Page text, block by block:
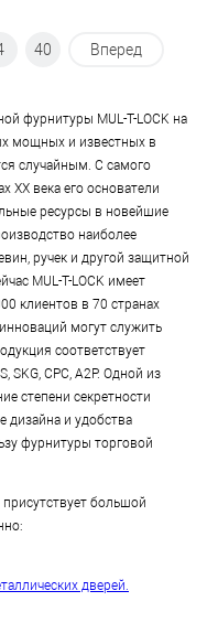
40 Вперед
фурнитуры MUL-T-LOCK на
мощных и известных в
случайным. С самого
ХХ века его основатели
ресурсы в новейшие
наиболее
ручек и другой защитной
MUL-T-LOCK имеет
клиентов в 70 странах
могут служить
соответствует
SKG, CPC, A2P. Одной из
степени секретности
дизайна и удобства
фурнитуры торговой
большой
дверей.